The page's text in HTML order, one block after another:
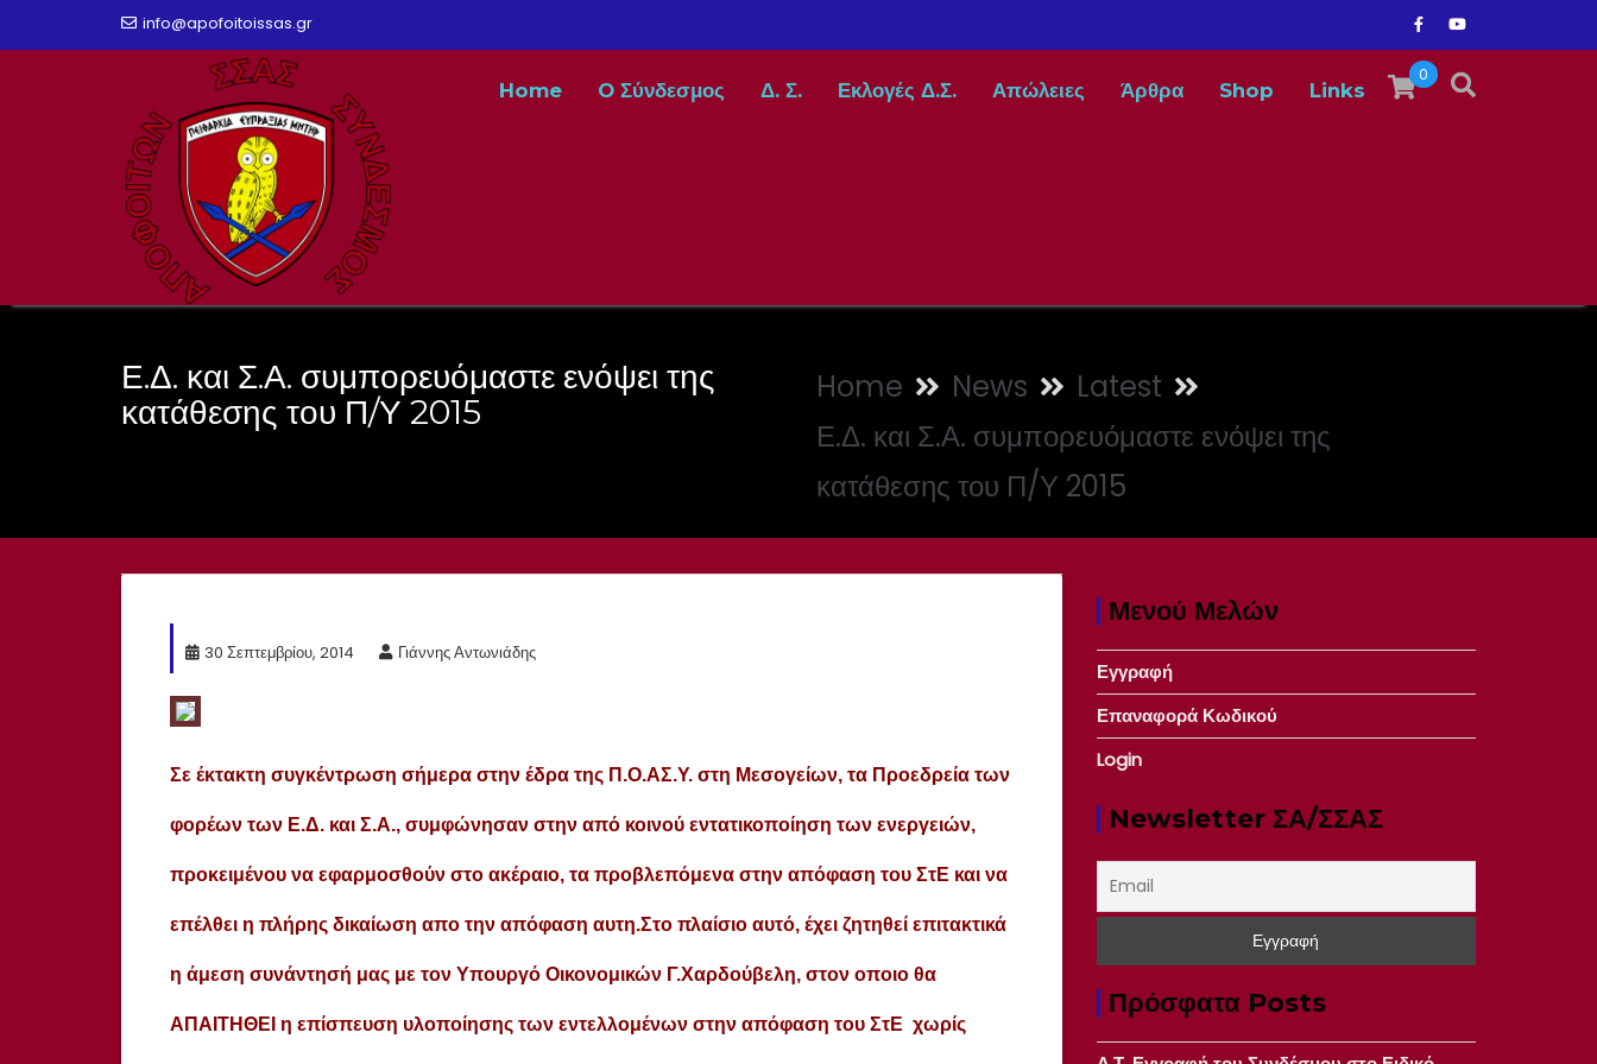
info@apofoitoissas.gr
0
Home O Σύνδεσμος Δ. Σ. Εκλογές Δ.Σ. Απώλειες Άρθρα Shop Links
Ε.Δ. και Σ.Α. συμπορευόμαστε ενόψει της
κατάθεσης του Π/Υ 2015
Home News
Latest
Ε.Δ. και Σ.Α. συμπορευόμαστε ενόψει της
κατάθεσης του Π/Υ 2015
30 Σεπτεμβρίου, 2014 Γιάννης Αντωνιάδης
Σε έκτακτη συγκέντρωση σήμερα στην έδρα της Π.Ο.ΑΣ.Υ. στη Μεσογείων, τα Προεδρεία των
φορέων των Ε.Δ. και Σ.Α., συμφώνησαν στην από κοινού εντατικοποίηση των ενεργειών,
προκειμένου να εφαρμοσθούν στο ακέραιο, τα προβλεπόμενα στην απόφαση του ΣτΕ και να
επέλθει η πλήρης δικαίωση απο την απόφαση αυτη.Στο πλαίσιο αυτό, έχει ζητηθεί επιτακτικά
η άμεση συνάντησή μας με τον Υπουργό Οικονομικών Γ.Χαρδούβελη, στον οποιο θα
ΑΠΑΙΤΗΘΕΙ η επίσπευση υλοποίησης των εντελλομένων στην απόφαση του ΣτΕ χωρίς
Μενού Μελών
Εγγραφή
Επαναφορά Κωδικού
Login
Newsletter ΣΑ/ΣΣΑΣ
Πρόσφατα Posts